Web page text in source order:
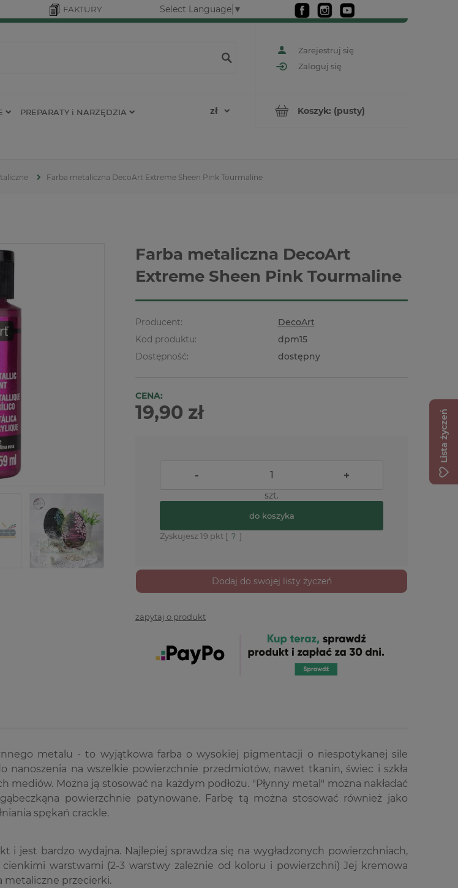
FAKTURY Select Language ▼
Zarejestruj się
Zaloguj się
Koszyk: (pusty)
PREPARATY i NARZĘDZIA
Farba metaliczna DecoArt Extreme Sheen Pink Tourmaline
Farba metaliczna DecoArt
Extreme Sheen Pink Tourmaline
Producent:
DecoArt
Kod produktu:
dpm15
Dostępność:
dostępny
CENA:
19,90 zł
- +
szt.
do koszyka
Zyskujesz 19 pkt [ ? ]
Dodaj do swojej listy życzeń
zapytaj o produkt
metalu - to wyjątkowa farba o wysokiej pigmentacji o niespotykanej sile
nanoszenia na wszelkie powierzchnie przedmiotów, nawet tkanin, świec i szkła
mediów. Można ją stosować na każdym podłożu. "Płynny metal" można nakładać
powierzchnie patynowane. Farbę tą można stosować również jako
spękań crackle.
i jest bardzo wydajna. Najlepiej sprawdza się na wygładzonych powierzchniach,
cienkimi warstwami (2-3 warstwy zależnie od koloru i powierzchni) Jej kremowa
metaliczne przecierki.
Lista życzeń